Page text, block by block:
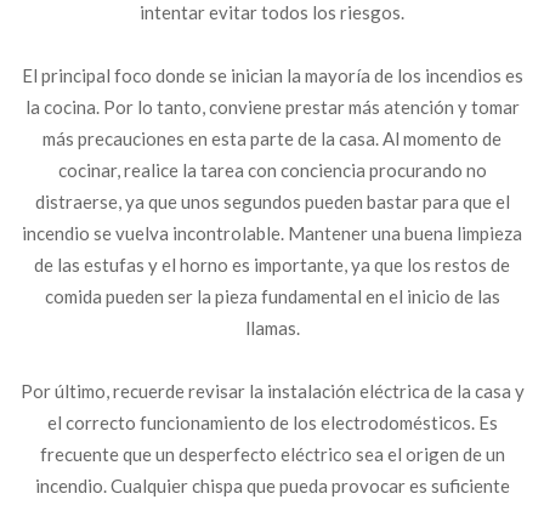
intentar evitar todos los riesgos.
El principal foco donde se inician la mayoría de los incendios es
la cocina. Por lo tanto, conviene prestar más atención y tomar
más precauciones en esta parte de la casa. Al momento de
cocinar, realice la tarea con conciencia procurando no
distraerse, ya que unos segundos pueden bastar para que el
incendio se vuelva incontrolable. Mantener una buena limpieza
de las estufas y el horno es importante, ya que los restos de
comida pueden ser la pieza fundamental en el inicio de las
llamas.
Por último, recuerde revisar la instalación eléctrica de la casa y
el correcto funcionamiento de los electrodomésticos. Es
frecuente que un desperfecto eléctrico sea el origen de un
incendio. Cualquier chispa que pueda provocar es suficiente